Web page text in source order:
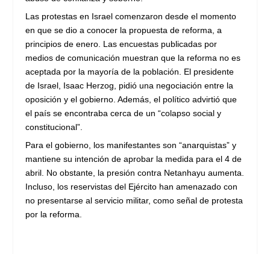
Las protestas en Israel comenzaron desde el momento
en que se dio a conocer la propuesta de reforma, a
principios de enero. Las encuestas publicadas por
medios de comunicación muestran que la reforma no es
aceptada por la mayoría de la población. El presidente
de Israel, Isaac Herzog, pidió una negociación entre la
oposición y el gobierno. Además, el político advirtió que
el país se encontraba cerca de un “colapso social y
constitucional”.
Para el gobierno, los manifestantes son “anarquistas” y
mantiene su intención de aprobar la medida para el 4 de
abril. No obstante, la presión contra Netanhayu aumenta.
Incluso, los reservistas del Ejército han amenazado con
no presentarse al servicio militar, como señal de protesta
por la reforma.